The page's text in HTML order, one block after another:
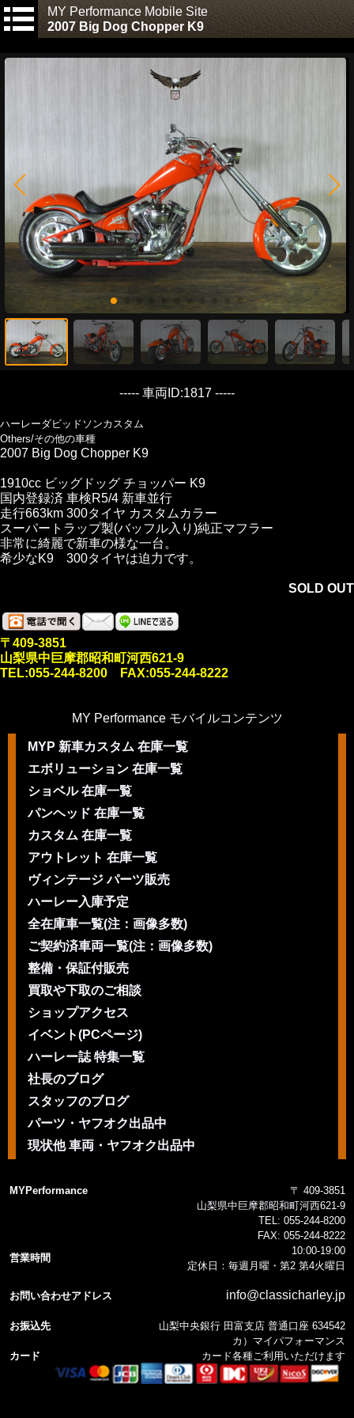
MY Performance Mobile Site
2007 Big Dog Chopper K9
----- 車両ID:1817 -----
ハーレーダビッドソンカスタム
Others/その他の車種
2007 Big Dog Chopper K9
1910cc ビッグドッグ チョッパー K9
国内登録済 車検R5/4 新車並行
走行663km 300タイヤ カスタムカラー
スーパートラップ製(バッフル入り)純正マフラー
非常に綺麗で新車の様な一台。
希少なK9 300タイヤは迫力です。
SOLD OUT
〒409-3851
山梨県中巨摩郡昭和町河西621-9
TEL:055-244-8200 FAX:055-244-8222
MY Performance モバイルコンテンツ
MYP 新車カスタム 在庫一覧
エボリューション 在庫一覧
ショベル 在庫一覧
パンヘッド 在庫一覧
カスタム 在庫一覧
アウトレット 在庫一覧
ヴィンテージ パーツ販売
ハーレー入庫予定
全在庫車一覧(注：画像多数)
ご契約済車両一覧(注：画像多数)
整備・保証付販売
買取や下取のご相談
ショップアクセス
イベント(PCページ)
ハーレー誌 特集一覧
社長のブログ
スタッフのブログ
パーツ・ヤフオク出品中
現状他 車両・ヤフオク出品中
MYPerformance
〒 409-3851
山梨県中巨摩郡昭和町河西621-9
TEL: 055-244-8200
FAX: 055-244-8222
営業時間
10:00-19:00
定休日：毎週月曜・第2 第4火曜日
お問い合わせアドレス info@classicharley.jp
お振込先
山梨中央銀行 田富支店 普通口座 634542
カ）マイパフォーマンス
カード
カード各種ご利用いただけます